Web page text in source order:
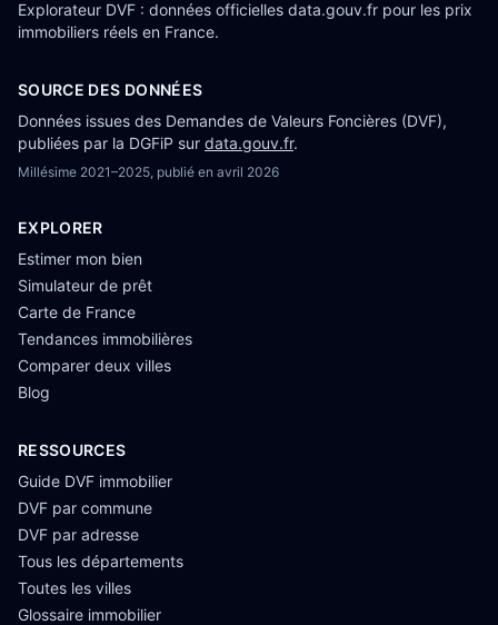
Explorateur DVF : données officielles data.gouv.fr pour les prix
immobiliers réels en France.
SOURCE DES DONNÉES
Données issues des Demandes de Valeurs Foncières (DVF),
publiées par la DGFiP sur data.gouv.fr.
Millésime 2021–2025, publié en avril 2026
EXPLORER
Estimer mon bien
Simulateur de prêt
Carte de France
Tendances immobilières
Comparer deux villes
Blog
RESSOURCES
Guide DVF immobilier
DVF par commune
DVF par adresse
Tous les départements
Toutes les villes
Glossaire immobilier